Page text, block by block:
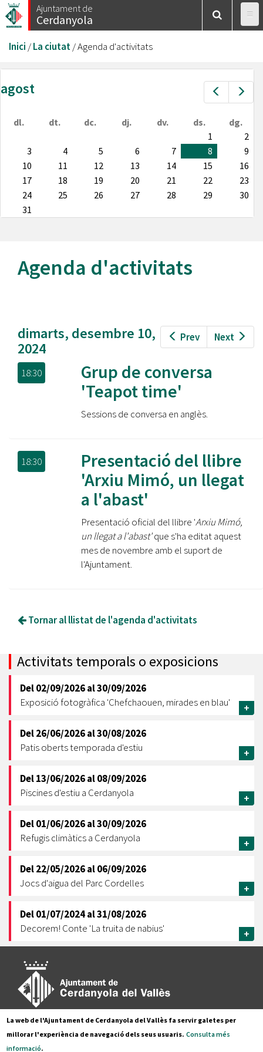
Vés
al
Ajuntament de
Cerdanyola
Esteu
aquí
Inici /La ciutat/Agenda d'activitats
Prev
agost
dl. dt. dc. dj. dv. ds.
dg.
1
2
3
4 5 6 7 8
9
10
11 12 13 14 15
16
17
18 19 20 21 22
23
24
25 26 27 28 29
30
31
Agenda d'activitats
Prev Next
dimarts, desembre 10,
2024
18:30
Grup de conversa
'Teapot time'
Sessions de conversa en anglès.
18:30
Presentació del llibre
'Arxiu Mimó, un llegat
a l'abast'
Presentació oficial del llibre 'Arxiu Mimó,
un llegat a l'abast'que s'ha editat aquest
mes de novembre amb el suport de
l'Ajuntament.
Tornar al llistat de l'agenda d'activitats
Activitats temporals o exposicions
Del02/09/2026al30/09/2026
Exposició fotogràfica 'Chefchaouen, mirades en blau'
+
Del26/06/2026al30/08/2026
Patis oberts temporada d'estiu
+
Del13/06/2026al08/09/2026
Piscines d'estiu a Cerdanyola
+
Del01/06/2026al30/09/2026
Refugis climàtics a Cerdanyola
+
Del22/05/2026al06/09/2026
Jocs d'aigua del Parc Cordelles
+
Del01/07/2024al31/08/2026
Decorem! Conte 'La truita de nabius'
+
Pl. Francesc Layret, s/n
08290 Cerdanyola del Vallès,
La web de l'Ajuntament de Cerdanyola del Vallès fa servir galetes per
millorar l'experiència de navegació dels seus usuaris. Consulta més
informació.